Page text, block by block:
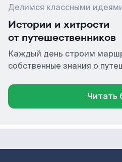
Делимся классными
Истории и хитрости
от путешественников
Каждый день строим
собственные знания о
Читать